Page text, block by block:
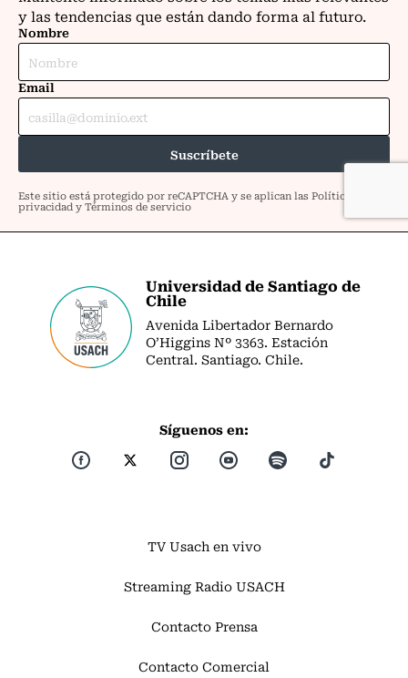
Universidad de Santiago de
Chile
Avenida Libertador Bernardo
O’Higgins Nº 3363. Estación
Central. Santiago. Chile.
Síguenos en:
TV Usach en vivo
Streaming Radio USACH
Contacto Prensa
Contacto Comercial